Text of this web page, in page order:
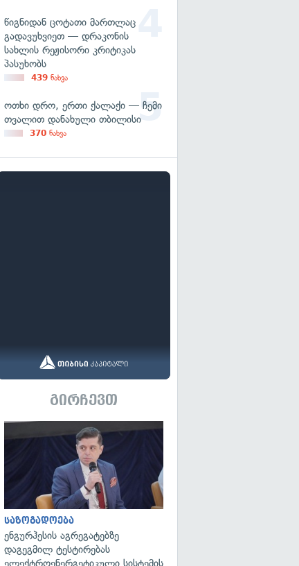
წიგნიდან ცოტათი მართლაც
გადავუხვიეთ — დრაკონის
სახლის რეჟისორი კრიტიკას
პასუხობს
439 ნახვა
ოთხი დრო, ერთი ქალაქი — ჩემი
თვალით დანახული თბილისი
370 ნახვა
გირჩევთ
საზოგადოება
ენგურჰესის აგრეგატებზე
დაგეგმილ ტესტირებას
ელექტროენერგეტიკული სისტემის